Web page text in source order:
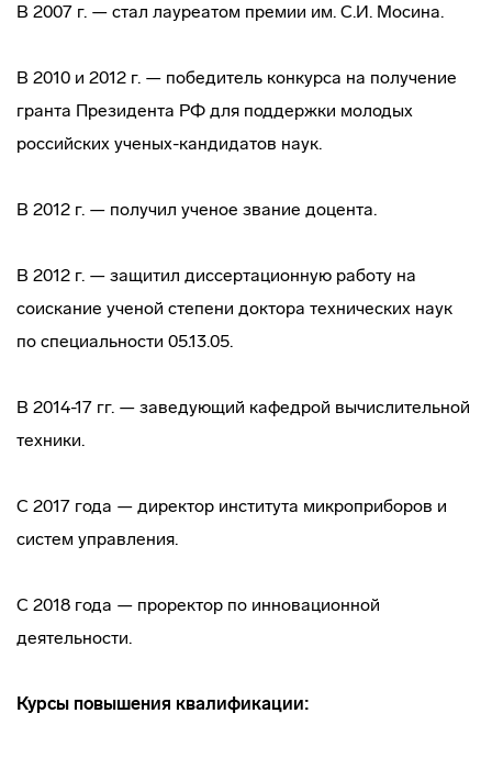
В 2007 г. — стал лауреатом премии им. С.И. Мосина.
В 2010 и 2012 г. — победитель конкурса на получение
гранта Президента РФ для поддержки молодых
российских ученых-кандидатов наук.
В 2012 г. — получил ученое звание доцента.
В 2012 г. — защитил диссертационную работу на
соискание ученой степени доктора технических наук
по специальности 05.13.05.
В 2014-17 гг. — заведующий кафедрой вычислительной
техники.
С 2017 года — директор института микроприборов и
систем управления.
С 2018 года — проректор по инновационной
деятельности.
Курсы повышения квалификации: